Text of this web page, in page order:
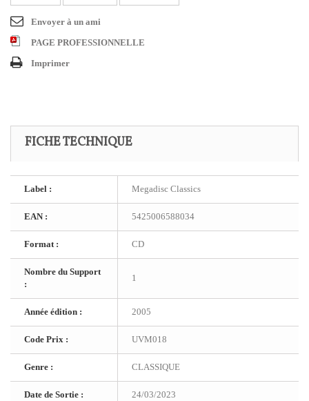
Envoyer à un ami
PAGE PROFESSIONNELLE
Imprimer
FICHE TECHNIQUE
Label : Megadisc Classics
EAN : 5425006588034
Format : CD
Nombre du Support
:
1
Année édition : 2005
Code Prix : UVM018
Genre : CLASSIQUE
Date de Sortie : 24/03/2023